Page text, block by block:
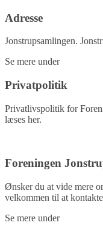
Adresse
Jonstrupsamlingen.
Se mere under
Privatpolitik
Privatlivspolitik for
læses her.
Foreningen
Ønsker du at vide mere
velkommen til at
Se mere under